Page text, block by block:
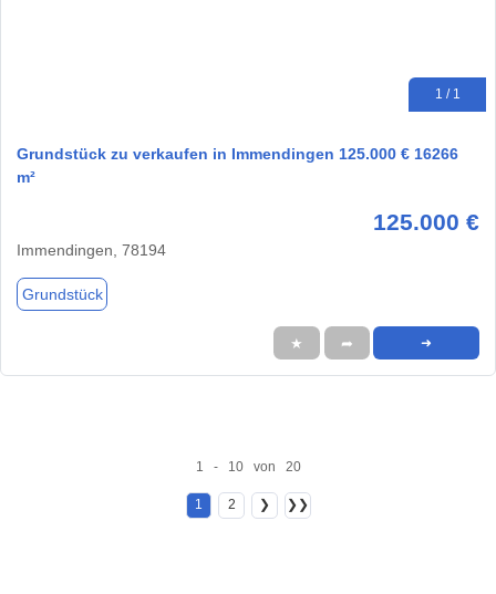
1 / 1
Grundstück zu verkaufen in Immendingen 125.000 € 16266
m²
125.000 €
Immendingen, 78194
Grundstück
★ ➦ ➜
1 - 10 von 20
1 2 ❯ ❯❯